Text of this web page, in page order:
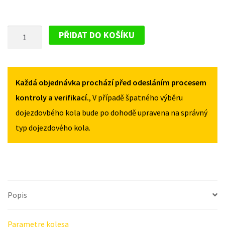
DISK
VOLKSWAGEN
LT28/35
2000-
MNOŽSTVÍ
PŘIDAT DO KOŠÍKU
Každá objednávka prochází před odesláním procesem
kontroly a verifikací., V případě špatného výběru
dojezdovbého kola bude po dohodě upravena na správný
typ dojezdového kola.
Popis
Parametre kolesa